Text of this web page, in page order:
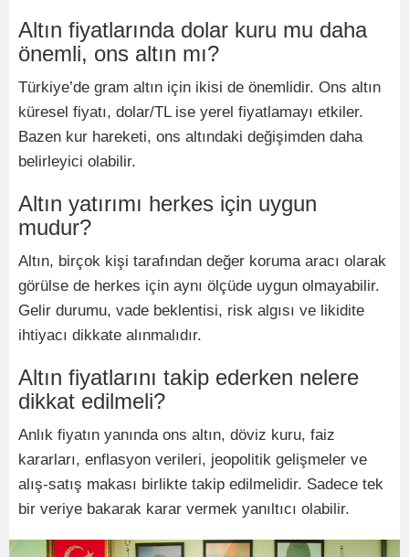
Altın fiyatlarında dolar kuru mu daha
önemli, ons altın mı?
Türkiye’de gram altın için ikisi de önemlidir. Ons altın
küresel fiyatı, dolar/TL ise yerel fiyatlamayı etkiler.
Bazen kur hareketi, ons altındaki değişimden daha
belirleyici olabilir.
Altın yatırımı herkes için uygun
mudur?
Altın, birçok kişi tarafından değer koruma aracı olarak
görülse de herkes için aynı ölçüde uygun olmayabilir.
Gelir durumu, vade beklentisi, risk algısı ve likidite
ihtiyacı dikkate alınmalıdır.
Altın fiyatlarını takip ederken nelere
dikkat edilmeli?
Anlık fiyatın yanında ons altın, döviz kuru, faiz
kararları, enflasyon verileri, jeopolitik gelişmeler ve
alış-satış makası birlikte takip edilmelidir. Sadece tek
bir veriye bakarak karar vermek yanıltıcı olabilir.